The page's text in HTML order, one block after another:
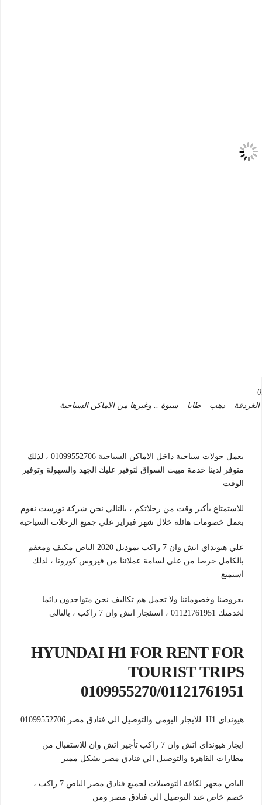
يعمل جولات سياحية داخل الاماكن السياحية 01099552706 ، لذلك
متوفر لدينا خدمة مبيت السواق لتوفير عليك الجهد والسهولة وتوفير
الوقت
للاستمتاع بأكبر وقت من رحلاتكم ، بالتالي نحن شركة تورست نقوم
بعمل خصومات هائلة خلال شهر فبراير علي جميع الرحلات السياحية
علي هيونداي اتش وان 7 راكب بموديل 2020 الباص مكيف ومعقم
بالكامل حرصا من علي لسامة عملائنا من فيروس كورونا ، لذلك
استمتع
بعروضنا وخصوماتنا ولا تحمل هم تكاليف نحن متواجدون دائما
لخدمتك 01121761951 ، استئجار اتش وان 7 راكب ، بالتالي
HYUNDAI H1 FOR RENT FOR
TOURIST TRIPS
0109955270/01121761951
هيونداي H1 للايجار اليومي والتوصيل الي فنادق مصر 01099552706
ايجار هيونداي اتش وان 7 راكب|تأجير اتش وان للاستقبال من
مطارات القاهرة والتوصيل الي فنادق مصر بشكل مميز
الباص مجهز لكافة التوصيلات لجميع فنادق مصر الباص 7 راكب ،
خصم خاص عند التوصيل الي فنادق مصر ومن